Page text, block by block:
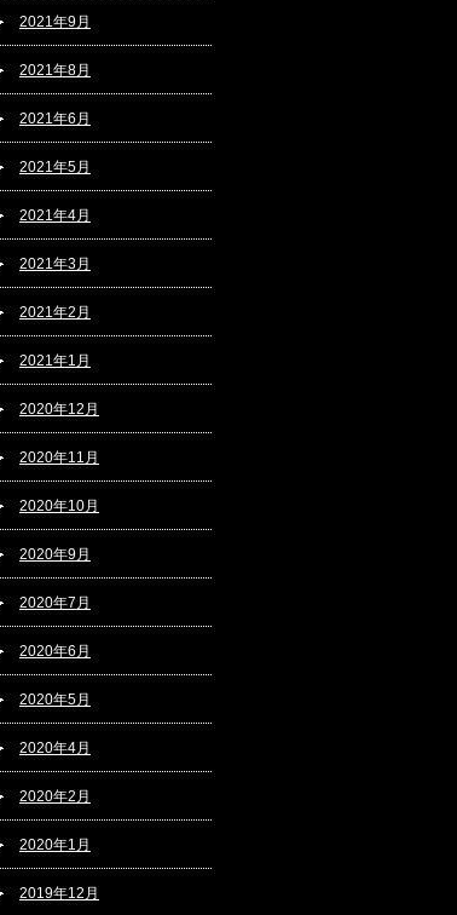
2021年9月
2021年8月
2021年6月
2021年5月
2021年4月
2021年3月
2021年2月
2021年1月
2020年12月
2020年11月
2020年10月
2020年9月
2020年7月
2020年6月
2020年5月
2020年4月
2020年2月
2020年1月
2019年12月